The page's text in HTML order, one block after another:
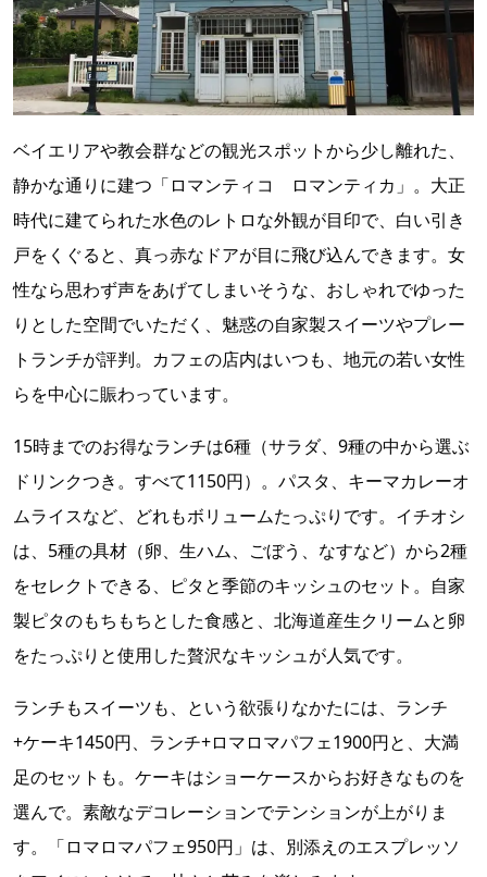
ベイエリアや教会群などの観光スポットから少し離れた、
静かな通りに建つ「ロマンティコ ロマンティカ」。大正
時代に建てられた水色のレトロな外観が目印で、白い引き
戸をくぐると、真っ赤なドアが目に飛び込んできます。女
性なら思わず声をあげてしまいそうな、おしゃれでゆった
りとした空間でいただく、魅惑の自家製スイーツやプレー
トランチが評判。カフェの店内はいつも、地元の若い女性
らを中心に賑わっています。
15時までのお得なランチは6種（サラダ、9種の中から選ぶ
ドリンクつき。すべて1150円）。パスタ、キーマカレーオ
ムライスなど、どれもボリュームたっぷりです。イチオシ
は、5種の具材（卵、生ハム、ごぼう、なすなど）から2種
をセレクトできる、ピタと季節のキッシュのセット。自家
製ピタのもちもちとした食感と、北海道産生クリームと卵
をたっぷりと使用した贅沢なキッシュが人気です。
ランチもスイーツも、という欲張りなかたには、ランチ
+ケーキ1450円、ランチ+ロマロマパフェ1900円と、大満
足のセットも。ケーキはショーケースからお好きなものを
選んで。素敵なデコレーションでテンションが上がりま
す。「ロマロマパフェ950円」は、別添えのエスプレッソ